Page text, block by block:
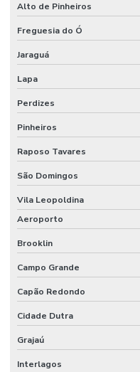
Forno de fundição industrial
Forno de fundição de metais
Forno de fusão
Forno para fusão de alumínio
Forno para fusão de metais
Forno industrial estacionário
Forno rotativo para secagem
Forno secador de areia
Forno de secagem industrial
Forno secagem infravermelho
Forno de secagem de plantas
Forno para tratamento térmico
Alto de Pinheiros
Freguesia do Ó
Jaraguá
Lapa
Perdizes
Pinheiros
Raposo Tavares
São Domingos
Vila Leopoldina
Aeroporto
Brooklin
Campo Grande
Capão Redondo
Cidade Dutra
Grajaú
Interlagos